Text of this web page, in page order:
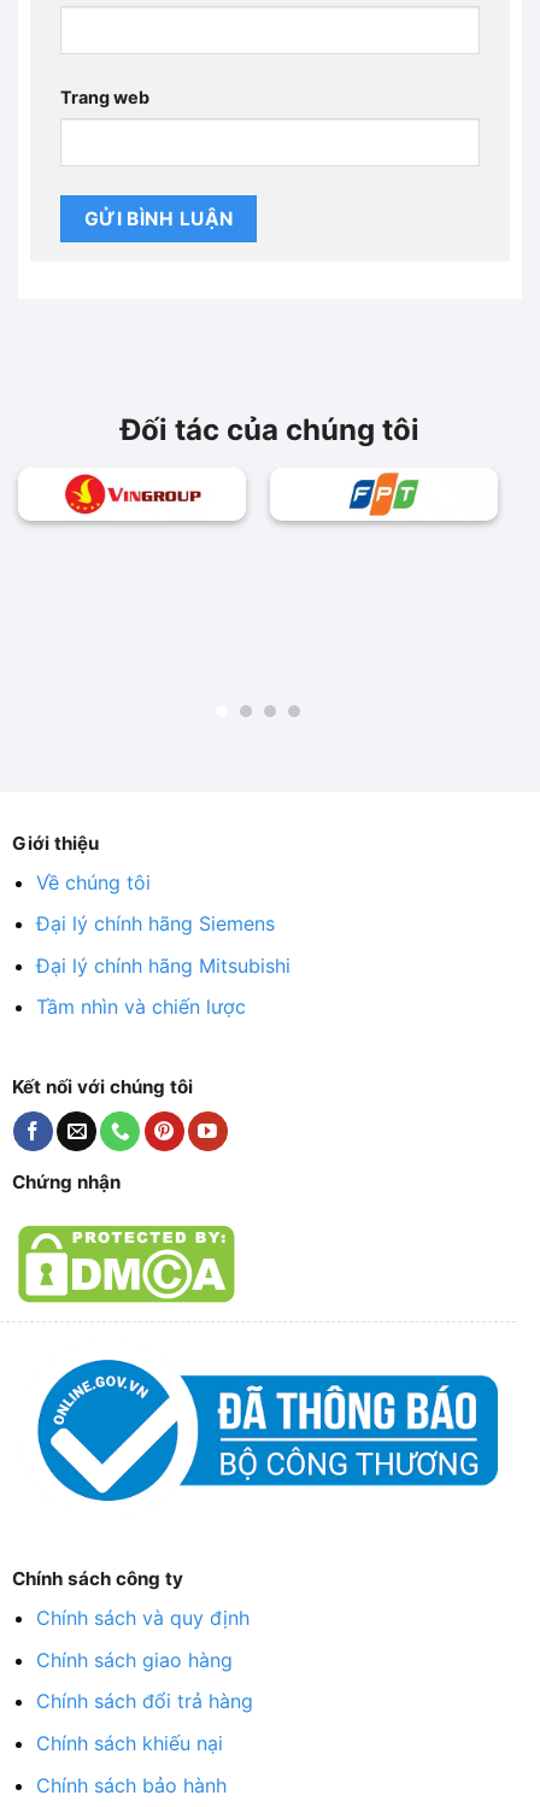
Trang web
Đối tác của chúng tôi
Giới thiệu
Về chúng tôi
Đại lý chính hãng Siemens
Đại lý chính hãng Mitsubishi
Tầm nhìn và chiến lược
Kết nối với chúng tôi
Chứng nhận
Chính sách công ty
Chính sách và quy định
Chính sách giao hàng
Chính sách đổi trả hàng
Chính sách khiếu nại
Chính sách bảo hành